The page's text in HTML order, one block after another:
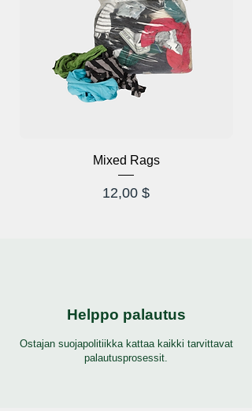
Mixed Rags
Hinta
12,00 $
Helppo palautus
Ostajan suojapolitiikka kattaa kaikki tarvittavat
palautusprosessit.